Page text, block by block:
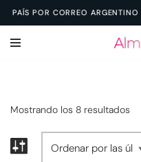
Ir
POR CORREO ARGENTINO •
Mostrando los 8 resultados